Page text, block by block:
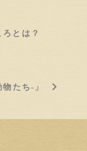
とは？
たち-」